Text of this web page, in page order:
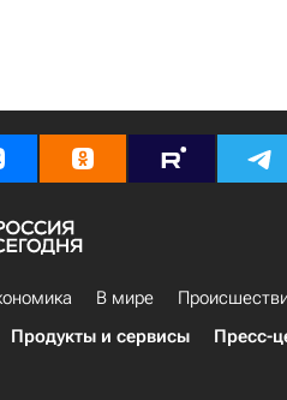
В мире
Продукты и сервисы Пресс-